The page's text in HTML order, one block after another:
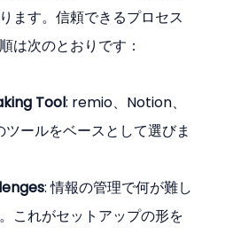
ます。信頼できるプロセス
は次のとおりです：
Tool: remio、Notion、
ールをベースとして選びま
: 情報の管理で何が難し
これがセットアップの形を